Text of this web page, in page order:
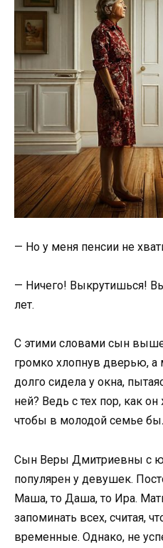
— Но у меня пенсии не
— Ничего! Выкрутишься!
лет.
С этими словами сын
громко хлопнув дверью,
долго сидела у окна,
ней? Ведь с тех пор, как
чтобы в молодой семье
Сын Веры Дмитриевны с
популярен у девушек.
Маша, то Даша, то Ира.
запоминать всех, считая,
временные. Однако, не